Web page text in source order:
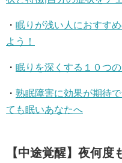
・ 眠りが浅い人におすす
よう！
・ 眠りを深くする１０つ
・ 熟眠障害に効果が期待
ても眠いあなたへ
【中途覚醒】夜何